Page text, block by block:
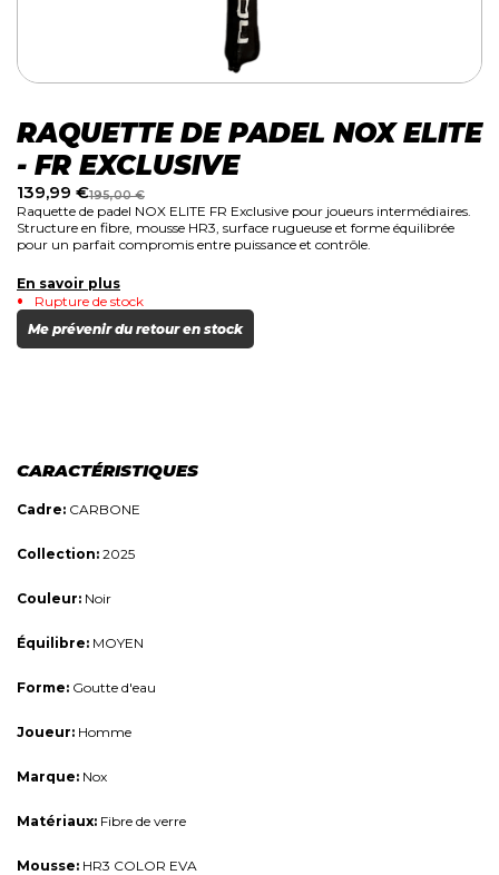
RAQUETTE DE PADEL NOX ELITE
- FR EXCLUSIVE
139,99 €195,00€
Raquette de padel NOX ELITE FR Exclusive pour joueurs intermédiaires.
Structure en fibre, mousse HR3, surface rugueuse et forme équilibrée
pour un parfait compromis entre puissance et contrôle.
En savoir plus
Rupture de stock
Me prévenir du retour en stock
CARACTÉRISTIQUES
Cadre: CARBONE
Collection: 2025
Couleur: Noir
Équilibre: MOYEN
Forme: Goutte d'eau
Joueur: Homme
Marque: Nox
Matériaux: Fibre de verre
Mousse: HR3 COLOR EVA